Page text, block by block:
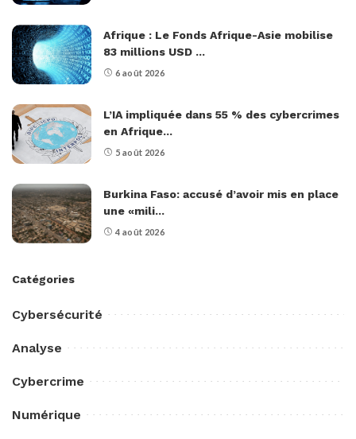
Afrique : Le Fonds Afrique-Asie mobilise
83 millions USD ...
6 août 2026
L’IA impliquée dans 55 % des cybercrimes
en Afrique...
5 août 2026
Burkina Faso: accusé d’avoir mis en place
une «mili...
4 août 2026
Catégories
Cybersécurité
Analyse
Cybercrime
Numérique